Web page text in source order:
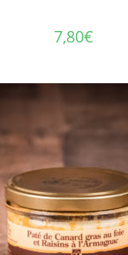
7,80€